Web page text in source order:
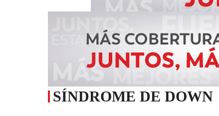
SÍNDROME DE DOWN